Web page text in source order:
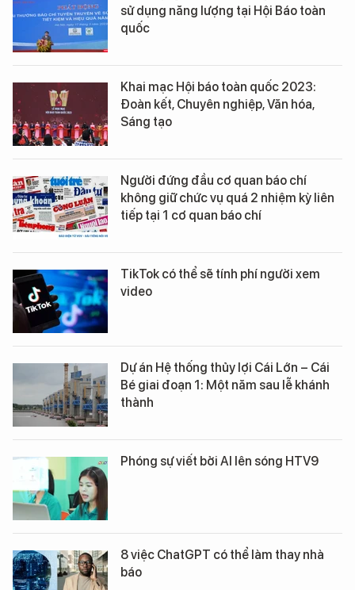
sử dụng năng lượng tại Hội Báo toàn
quốc
Khai mạc Hội báo toàn quốc 2023:
Đoàn kết, Chuyên nghiệp, Văn hóa,
Sáng tạo
Người đứng đầu cơ quan báo chí
không giữ chức vụ quá 2 nhiệm kỳ liên
tiếp tại 1 cơ quan báo chí
TikTok có thể sẽ tính phí người xem
video
Dự án Hệ thống thủy lợi Cái Lớn – Cái
Bé giai đoạn 1: Một năm sau lễ khánh
thành
Phóng sự viết bởi AI lên sóng HTV9
8 việc ChatGPT có thể làm thay nhà
báo